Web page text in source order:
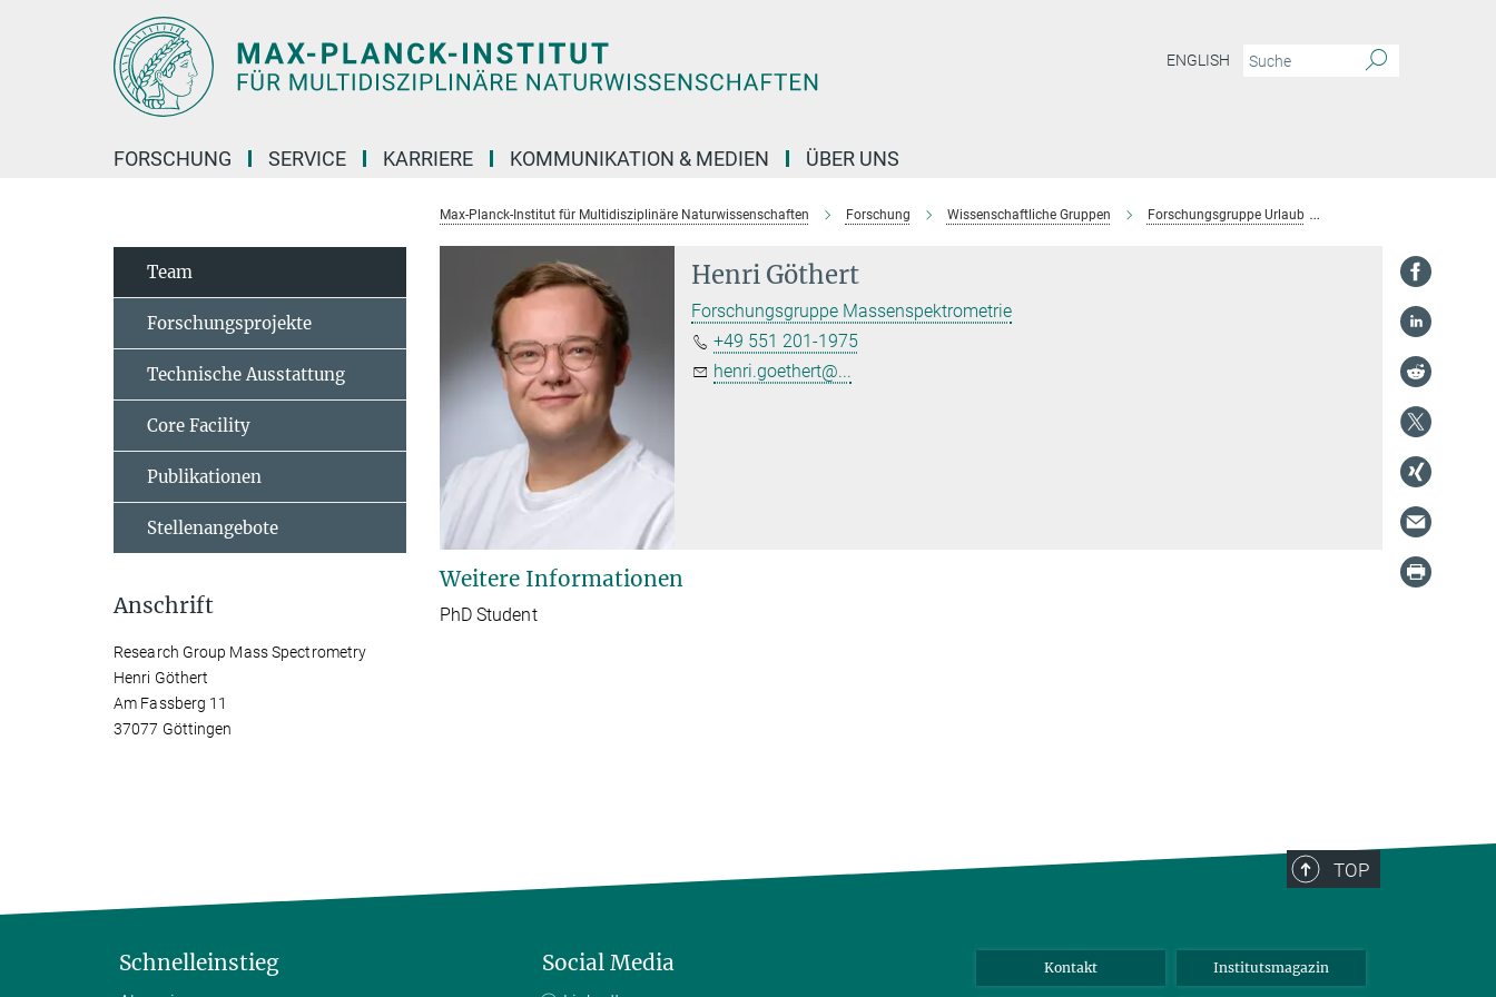
ENGLISH
FORSCHUNG SERVICE KARRIERE KOMMUNIKATION & MEDIEN ÜBER UNS
Max-Planck-Institut für Multidisziplinäre Naturwissenschaften Forschung Wissenschaftliche Gruppen Forschungsgruppe Urlaub
Henri Göthert
Forschungsgruppe Massenspektrometrie
+49 551 201-1975
henri.goethert@...
Weitere Informationen
PhD Student
Team
Forschungsprojekte
Technische Ausstattung
Core Facility
Publikationen
Stellenangebote
Anschrift
Research Group Mass Spectrometry
Henri Göthert
Am Fassberg 11
37077 Göttingen
TOP
Schnelleinstieg Social Media Kontakt Institutsmagazin